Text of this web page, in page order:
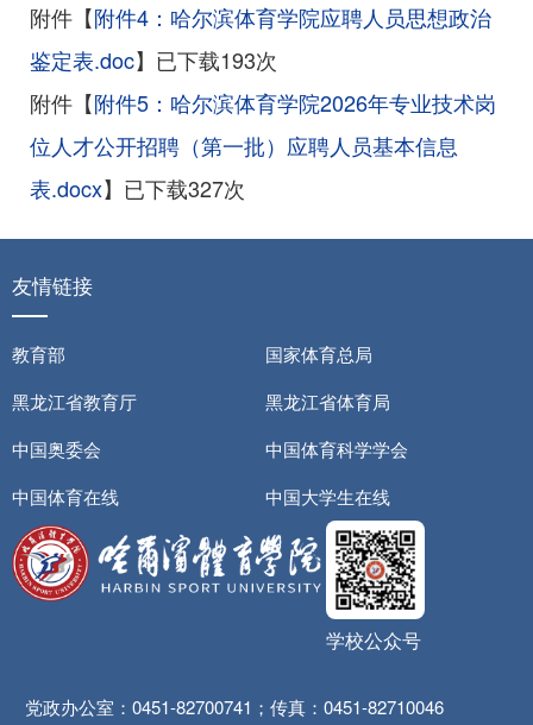
附件【附件4：哈尔滨体育学院应聘人员思想政治
鉴定表.doc】已下载193次
附件【附件5：哈尔滨体育学院2026年专业技术岗
位人才公开招聘（第一批）应聘人员基本信息
表.docx】已下载327次
友情链接
教育部
国家体育总局
黑龙江省教育厅
黑龙江省体育局
中国奥委会
中国体育科学学会
中国体育在线
中国大学生在线
学校公众号
党政办公室：0451-82700741；传真：0451-82710046